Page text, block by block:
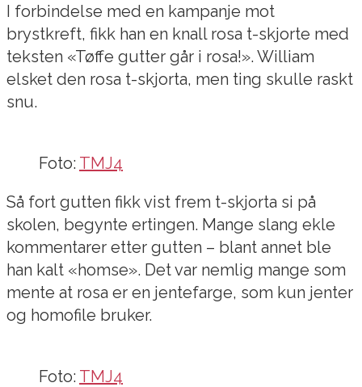
I forbindelse med en kampanje mot
brystkreft, fikk han en knall rosa t-skjorte med
teksten «Tøffe gutter går i rosa!». William
elsket den rosa t-skjorta, men ting skulle raskt
snu.
Foto: TMJ4
Så fort gutten fikk vist frem t-skjorta si på
skolen, begynte ertingen. Mange slang ekle
kommentarer etter gutten – blant annet ble
han kalt «homse». Det var nemlig mange som
mente at rosa er en jentefarge, som kun jenter
og homofile bruker.
Foto: TMJ4